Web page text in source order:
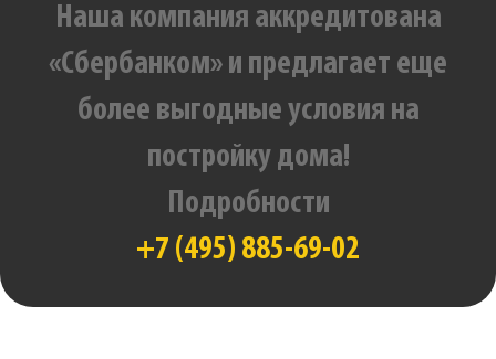
Наша компания аккредитована
«Сбербанком» и предлагает еще
более выгодные условия на
постройку дома!
Подробности
+7 (495) 885-69-02